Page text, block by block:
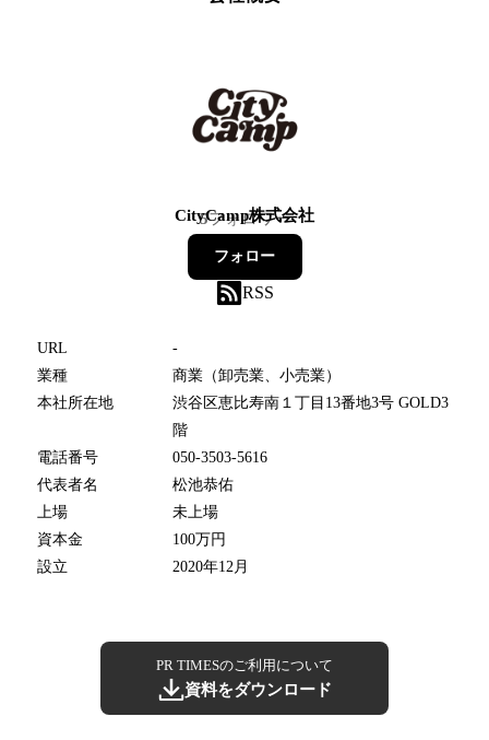
CityCamp株式会社
5フォロワー
フォロー
RSS
URL
-
業種
商業（卸売業、小売業）
本社所在地
渋谷区恵比寿南１丁目13番地3号 GOLD3
階
電話番号
050-3503-5616
代表者名
松池恭佑
上場
未上場
資本金
100万円
設立
2020年12月
PR TIMESのご利用について
資料をダウンロード